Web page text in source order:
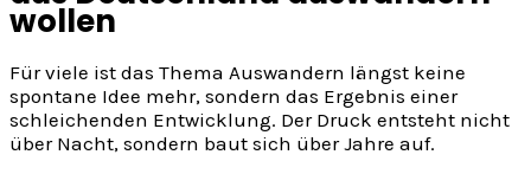
wollen
Für viele ist das Thema Auswandern längst keine
spontane Idee mehr, sondern das Ergebnis einer
schleichenden Entwicklung. Der Druck entsteht nicht
über Nacht, sondern baut sich über Jahre auf.